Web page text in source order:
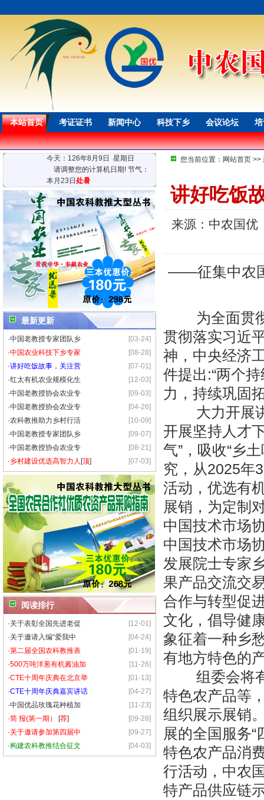
本站首页 考证证书 新闻中心 科技下乡 会议论坛
今天：126年8月9日 星期日
请调整您的计算机日期! 节气：
本月23日 处暑
最新更新
·中国老教授专家团队乡
[03-24]
·中国农业科技下乡专家
[08-28]
·讲好吃饭故事，关注营
[07-01]
·红太有机农业规模化生
[12-03]
·中国老教授协会农业专
[09-03]
·中国老教授协会农业专
[04-26]
·农科教推助力乡村行活
[10-09]
·中国老教授专家团队乡
[09-07]
·中国老教授协会农业专
[08-21]
· 乡村建设优选高智力人 [顶] [07-03]
阅读排行
·关于表彰全国先进老促
[12-01]
·关于邀请入编“爱我中
[04-24]
·第二届全国农科教推表
[01-19]
·500万吨洋葱有机酱油加
[11-26]
·CTE十周年庆典在北京举
[01-13]
·CTE十周年庆典嘉宾讲话
[04-27]
·中国优品玫瑰花种植加
[11-23]
·简 报(第一期） [荐]
[09-28]
·关于邀请参加第四届中
[09-27]
·构建农科教推结合征文 [04-03]
您当前位置： 网站首页 >>
讲好吃饭
来源：中农国优
——征集中农
为全面贯彻
贯彻落实习近
神，中央经济
件提出:“两个
力，持续巩固
大力开展讲
开展坚持人才
气”，吸收“乡
究，从2025年
活动，优选有
展销，为定制
中国技术市场
中国技术市场
发展院士专家
果产品交流交
合作与转型促
文化，倡导健
象征着一种乡
有地方特色的
组委会将有
特色农产品等
组织展示展销
展的全国服务
特色农产品消
行活动，中农
特产品供应链